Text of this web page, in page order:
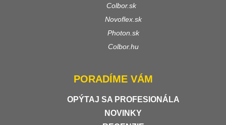
Colbor.sk
Novoflex.sk
Photon.sk
Colbor.hu
PORADÍME VÁM
OPÝTAJ SA PROFESIONÁLA
NOVINKY